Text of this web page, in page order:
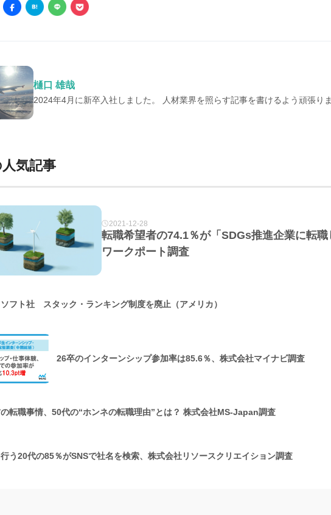
樋口 雄哉
2024年4月に新卒入社しました。 人材業界を照らす記事を書けるよう頑張り
気記事
2021-12-28
転職希望者の74.1％が「SDGs推進企業に転
ワークポート調査
フト社 スタック・ランキング制度を廃止（アメリカ）
26卒のインターンシップ参加率は85.6％、株式会社マイナビ調査
転職事情、50代の“ホンネの転職理由”とは？ 株式会社MS-Japan調査
う20代の85％がSNSで社名を検索、株式会社リソースクリエイション調査